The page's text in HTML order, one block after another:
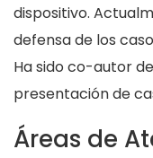
dispositivo.
defensa de los
Ha sido co-autor de
presentación de
Áreas de